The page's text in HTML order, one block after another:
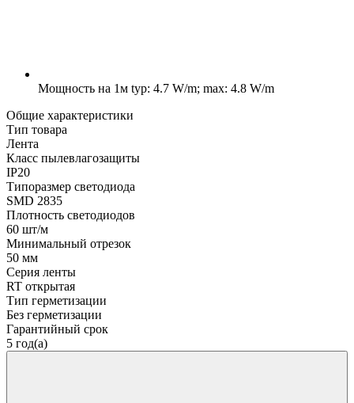
Мощность на 1м typ: 4.7 W/m; max: 4.8 W/m
Общие характеристики
Тип товара
Лента
Класс пылевлагозащиты
IP20
Типоразмер светодиода
SMD 2835
Плотность светодиодов
60 шт/м
Минимальный отрезок
50 мм
Серия ленты
RT открытая
Тип герметизации
Без герметизации
Гарантийный срок
5 год(а)